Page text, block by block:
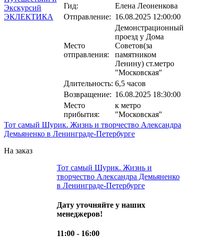
Гид:
Елена Леоненкова
Отправление: 16.08.2025 12:00:00
Место
отправления:
Демонстрационный
проезд у Дома
Советов(за
памятником
Ленину) ст.метро
"Московская"
Длительность: 6,5 часов
Возвращение: 16.08.2025 18:30:00
Место
прибытия:
к метро
"Московская"
Тот самый Шурик. Жизнь и творчество Александра
Демьяненко в Ленинграде-Петербурге
На заказ
Тот самый Шурик. Жизнь и
творчество Александра Демьяненко
в Ленинграде-Петербурге
Дату уточняйте у наших
менеджеров!
11:00 - 16:00